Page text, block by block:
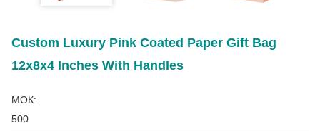
Custom Luxury Pink Coated Paper Gift Bag
12x8x4 Inches With Handles
МОК:
500